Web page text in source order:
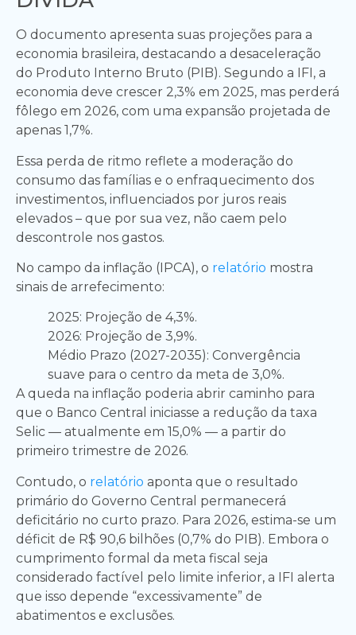
O documento apresenta suas projeções para a
economia brasileira, destacando a desaceleração
do Produto Interno Bruto (PIB). Segundo a IFI, a
economia deve crescer 2,3% em 2025, mas perderá
fôlego em 2026, com uma expansão projetada de
apenas 1,7%.
Essa perda de ritmo reflete a moderação do
consumo das famílias e o enfraquecimento dos
investimentos, influenciados por juros reais
elevados – que por sua vez, não caem pelo
descontrole nos gastos.
No campo da inflação (IPCA), o relatório mostra
sinais de arrefecimento:
2025: Projeção de 4,3%.
2026: Projeção de 3,9%.
Médio Prazo (2027-2035): Convergência
suave para o centro da meta de 3,0%.
A queda na inflação poderia abrir caminho para
que o Banco Central iniciasse a redução da taxa
Selic — atualmente em 15,0% — a partir do
primeiro trimestre de 2026.
Contudo, o relatório aponta que o resultado
primário do Governo Central permanecerá
deficitário no curto prazo. Para 2026, estima-se um
déficit de R$ 90,6 bilhões (0,7% do PIB). Embora o
cumprimento formal da meta fiscal seja
considerado factível pelo limite inferior, a IFI alerta
que isso depende “excessivamente” de
abatimentos e exclusões.